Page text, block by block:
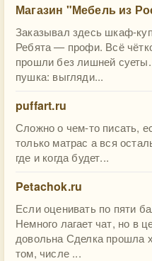
Магазин "Мебель из
Заказывал здесь шкаф-
Ребята — профи. Всё
прошли без лишней
пушка: выгляди...
puffart.ru
Сложно о чем-то писать,
только матрас а вся
где и когда будет...
Petachok.ru
Если оценивать по пяти
Немного лагает чат, но в
довольна Сделка прошла
том, числе ...